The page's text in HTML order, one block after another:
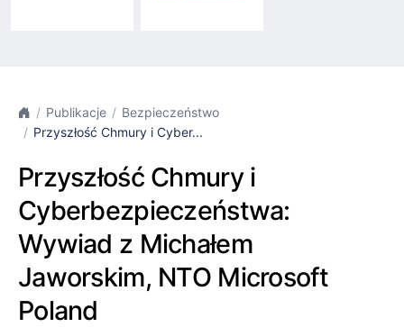
Publikacje
Bezpieczeństwo
Przyszłość Chmury i Cyber...
Przyszłość Chmury i
Cyberbezpieczeństwa:
Wywiad z Michałem
Jaworskim, NTO Microsoft
Poland